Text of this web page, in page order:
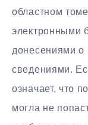
областном
электронными
донесениями о
сведениями.
означает, что
могла не